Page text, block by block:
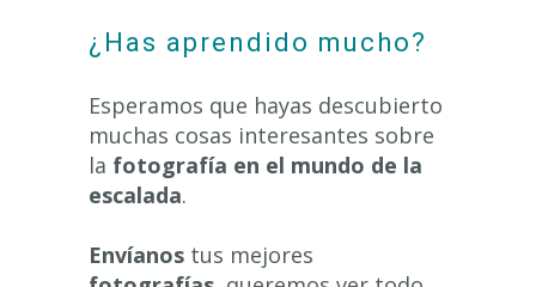
¿Has aprendido mucho?
Esperamos que hayas descubierto
muchas cosas interesantes sobre
la fotografía en el mundo de la
escalada.
Envíanos tus mejores